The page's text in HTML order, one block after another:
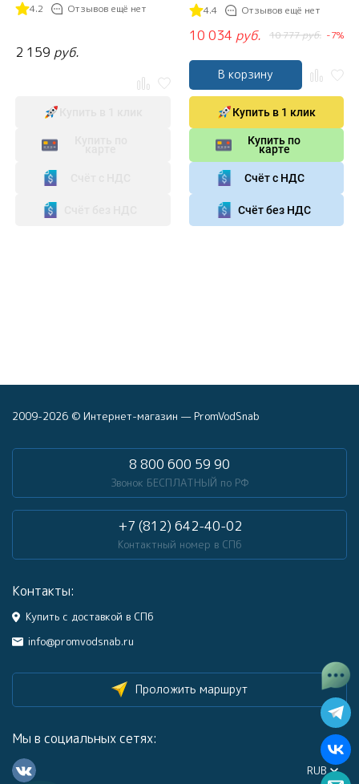
4.2 Отзывов ещё нет
2 159 руб.
4.4 Отзывов ещё нет
10 034 руб. 10 777руб. -7%
В корзину
Купить в 1 клик
Купить по
карте
Счёт с НДС
Счёт без НДС
2009-2026 © Интернет-магазин — PromVodSnab
8 800 600 59 90
Звонок БЕСПЛАТНЫЙ по РФ
+7 (812) 642-40-02
Контактный номер в СПб
Контакты:
Купить с доставкой в СПб
info@promvodsnab.ru
Проложить маршрут
Мы в социальных сетях:
RUB